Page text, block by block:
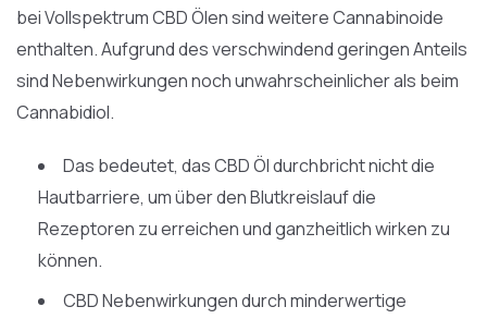
bei Vollspektrum CBD Ölen sind weitere Cannabinoide
enthalten. Aufgrund des verschwindend geringen Anteils
sind Nebenwirkungen noch unwahrscheinlicher als beim
Cannabidiol.
Das bedeutet, das CBD Öl durchbricht nicht die
Hautbarriere, um über den Blutkreislauf die
Rezeptoren zu erreichen und ganzheitlich wirken zu
können.
CBD Nebenwirkungen durch minderwertige